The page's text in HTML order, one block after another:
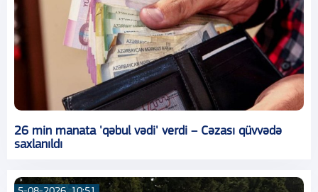
26 min manata 'qəbul vədi' verdi – Cəzası qüvvədə
saxlanıldı